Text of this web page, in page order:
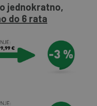
jednokratno,
do 6 rata